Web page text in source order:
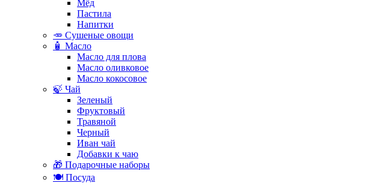
Мёд
Пастила
Напитки
🥕 Сушеные овощи
🧴 Масло
Масло для плова
Масло оливковое
Масло кокосовое
🍃 Чай
Зеленый
Фруктовый
Травяной
Черный
Иван чай
Добавки к чаю
🎁 Подарочные наборы
🍽️ Посуда